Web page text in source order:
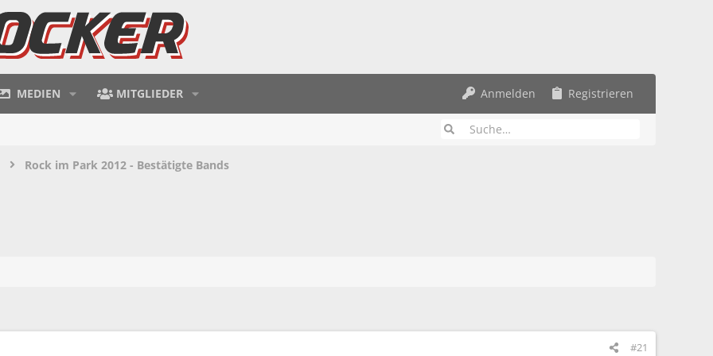
MEDIEN MITGLIEDER Anmelden Registrieren
Rock im Park 2012 - Bestätigte Bands
#21